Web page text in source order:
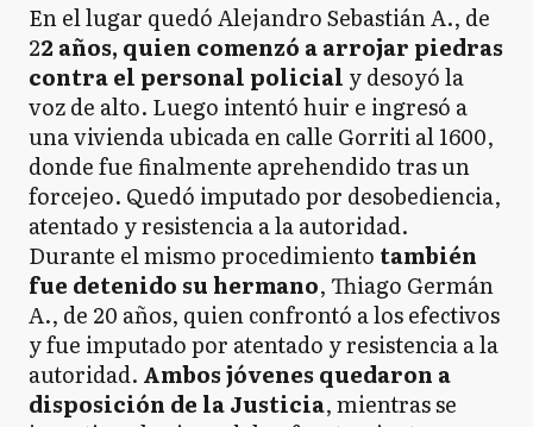
En el lugar quedó Alejandro Sebastián A., de
22 años, quien comenzó a arrojar piedras
contra el personal policial y desoyó la
voz de alto. Luego intentó huir e ingresó a
una vivienda ubicada en calle Gorriti al 1600,
donde fue finalmente aprehendido tras un
forcejeo. Quedó imputado por desobediencia,
atentado y resistencia a la autoridad.
Durante el mismo procedimiento también
fue detenido su hermano, Thiago Germán
A., de 20 años, quien confrontó a los efectivos
y fue imputado por atentado y resistencia a la
autoridad. Ambos jóvenes quedaron a
disposición de la Justicia, mientras se